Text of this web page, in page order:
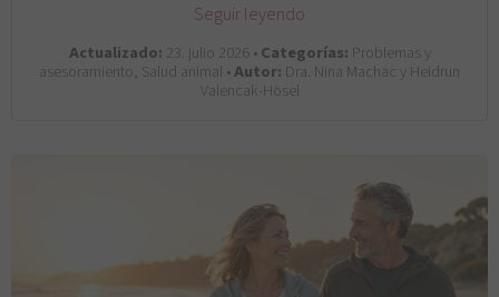
Seguir leyendo
Actualizado: 23. julio 2026 •Categorías: Problemas y
asesoramiento, Salud animal •Autor: Dra. Nina Machac y Heidrun
Valencak-Hösel